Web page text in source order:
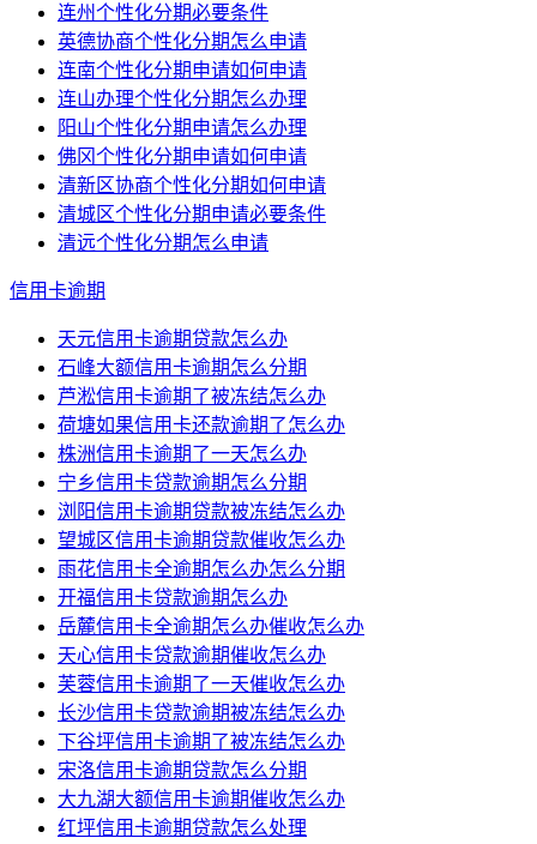
连州个性化分期必要条件
英德协商个性化分期怎么申请
连南个性化分期申请如何申请
连山办理个性化分期怎么办理
阳山个性化分期申请怎么办理
佛冈个性化分期申请如何申请
清新区协商个性化分期如何申请
清城区个性化分期申请必要条件
清远个性化分期怎么申请
信用卡逾期
天元信用卡逾期贷款怎么办
石峰大额信用卡逾期怎么分期
芦淞信用卡逾期了被冻结怎么办
荷塘如果信用卡还款逾期了怎么办
株洲信用卡逾期了一天怎么办
宁乡信用卡贷款逾期怎么分期
浏阳信用卡逾期贷款被冻结怎么办
望城区信用卡逾期贷款催收怎么办
雨花信用卡全逾期怎么办怎么分期
开福信用卡贷款逾期怎么办
岳麓信用卡全逾期怎么办催收怎么办
天心信用卡贷款逾期催收怎么办
芙蓉信用卡逾期了一天催收怎么办
长沙信用卡贷款逾期被冻结怎么办
下谷坪信用卡逾期了被冻结怎么办
宋洛信用卡逾期贷款怎么分期
大九湖大额信用卡逾期催收怎么办
红坪信用卡逾期贷款怎么处理